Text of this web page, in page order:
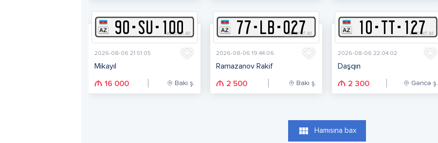
90-SU- 100
2026-08-06 21:51:05
Mikayıl
16 000 Bakı ş.
77-LB-027
2026-08-06 19:44:06
Ramazanov Rakif
2 500 Bakı ş.
10-TT- 127
2026-08-06 22:04:02
Daşqın
2 300 Gəncə ş.
view_module Hamısına bax